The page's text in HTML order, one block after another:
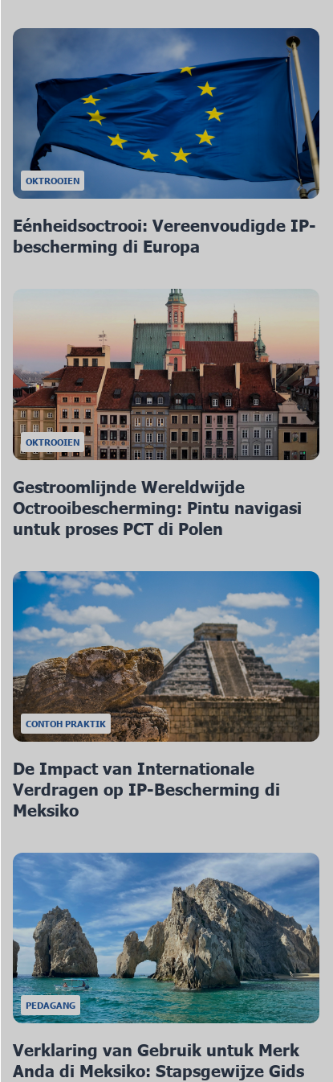
OKTROOIEN
Eénheidsoctrooi: Vereenvoudigde IP-
bescherming di Europa
OKTROOIEN
Gestroomlijnde Wereldwijde
Octrooibescherming: Pintu navigasi
untuk proses PCT di Polen
CONTOH PRAKTIK
De Impact van Internationale
Verdragen op IP-Bescherming di
Meksiko
PEDAGANG
Verklaring van Gebruik untuk Merk
Anda di Meksiko: Stapsgewijze Gids